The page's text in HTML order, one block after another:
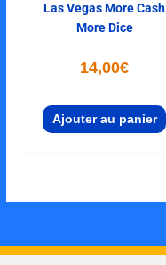
Las Vegas More Cash
More Dice
14,00€
Ajouter au panier